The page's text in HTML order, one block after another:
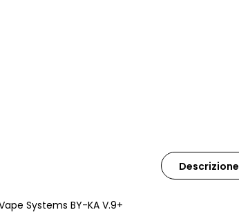
Descrizione
Systems BY-KA V.9+